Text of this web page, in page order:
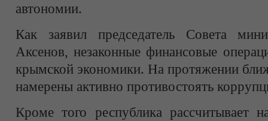
автономии.
Как заявил председатель Совета
Аксенов, незаконные финансовые
крымской экономики. На протяжении
намерены активно противостоять
Кроме того республика рассчитывает